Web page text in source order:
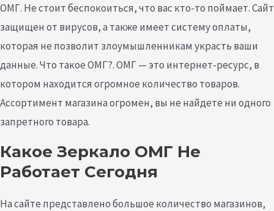
ОМГ. Не стоит беспокоиться, что вас кто-то поймает. Сайт
защищен от вирусов, а также имеет систему оплаты,
которая не позволит злоумышленникам украсть ваши
данные. Что такое ОМГ?. ОМГ — это интернет-ресурс, в
котором находится огромное количество товаров.
Ассортимент магазина огромен, вы не найдете ни одного
запретного товара.
Какое Зеркало ОМГ Не
Работает Сегодня
На сайте представлено большое количество магазинов,